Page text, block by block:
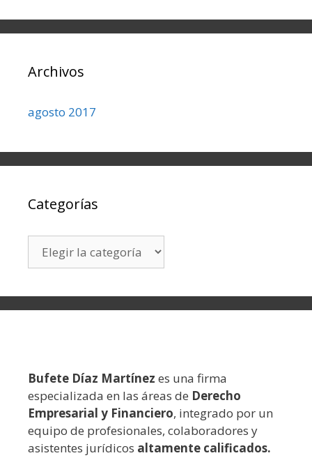
Archivos
agosto 2017
Categorías
Bufete Díaz Martínez es una firma
especializada en las áreas de Derecho
Empresarial y Financiero, integrado por un
equipo de profesionales, colaboradores y
asistentes jurídicos altamente calificados.